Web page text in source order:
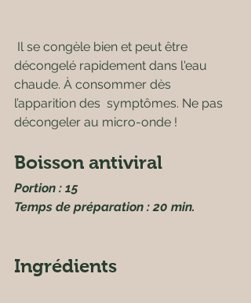
décongelé rapidement dans l'eau
chaude. À consommer dès
l’apparition des  symptômes. Ne pas
décongeler au micro-onde !
Boisson antiviral
Portion : 15
Temps de préparation : 20 min.
Ingrédients